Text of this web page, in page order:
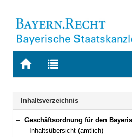
Zur
BAYERN.RECHT
Zur
letzten
Suche
Navigation
Inhaltsverzeichnis
Bereich reduzieren
Geschäftsordnung für den Bayerischen Landtag (BayLTGeschO) in der Fassung der
Inhaltsübersicht (amtlich)